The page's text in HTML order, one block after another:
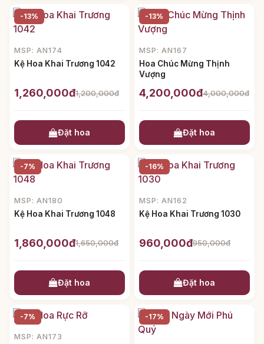
-13%
MSP: AN174
Kệ Hoa Khai Trương 1042
1,260,000đ1,200,000đ
Đặt hoa
-13%
MSP: AN167
Hoa Chúc Mừng Thịnh
Vượng
4,200,000đ4,000,000đ
Đặt hoa
-7%
MSP: AN180
Kệ Hoa Khai Trương 1048
1,860,000đ1,650,000đ
Đặt hoa
-16%
MSP: AN162
Kệ Hoa Khai Trương 1030
960,000đ950,000đ
Đặt hoa
-7%
MSP: AN173
-17%